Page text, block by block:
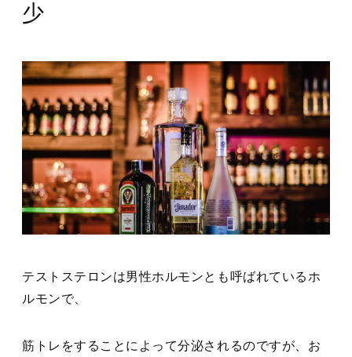
少
テストステロンは男性ホルモンとも呼ばれているホ
ルモンで、
筋トレをすることによって分泌されるのですが、お